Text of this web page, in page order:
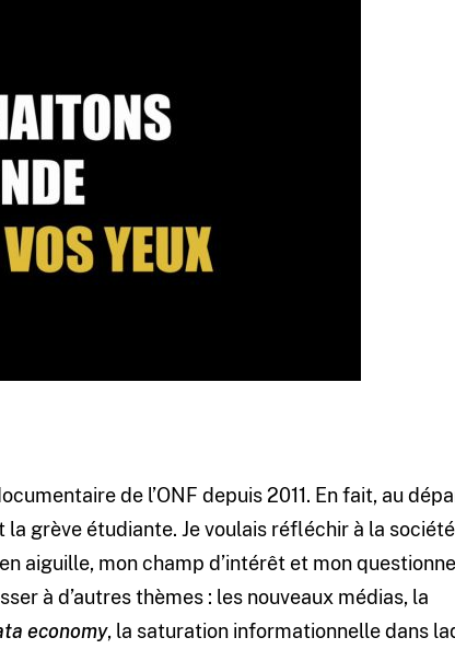
de l’ONF depuis 2011. En fait, au
grève étudiante. Je voulais réfléchir à la société
aiguille, mon champ d’intérêt et mon
à d’autres thèmes : les nouveaux médias, la
economy, la saturation informationnelle dans